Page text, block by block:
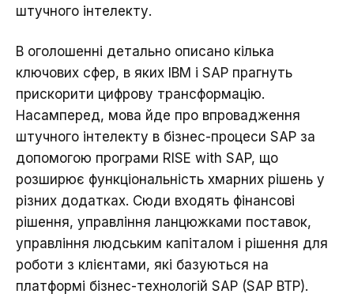
штучного інтелекту.
В оголошенні детально описано кілька
ключових сфер, в яких IBM і SAP прагнуть
прискорити цифрову трансформацію.
Насамперед, мова йде про впровадження
штучного інтелекту в бізнес-процеси SAP за
допомогою програми RISE with SAP, що
розширює функціональність хмарних рішень у
різних додатках. Сюди входять фінансові
рішення, управління ланцюжками поставок,
управління людським капіталом і рішення для
роботи з клієнтами, які базуються на
платформі бізнес-технологій SAP (SAP BTP).